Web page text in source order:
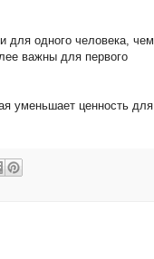
для одного человека, чем
важны для первого
уменьшает ценность для